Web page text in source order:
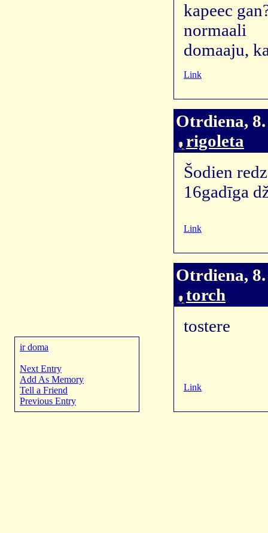
kapeec
normaali
domaaju,
Link
Otrdiena,
rigoleta
Šodien
16gadīga
Link
Otrdiena,
torch
tostere
Link
ir doma
Next Entry
Add As Memory
Tell a Friend
Previous Entry